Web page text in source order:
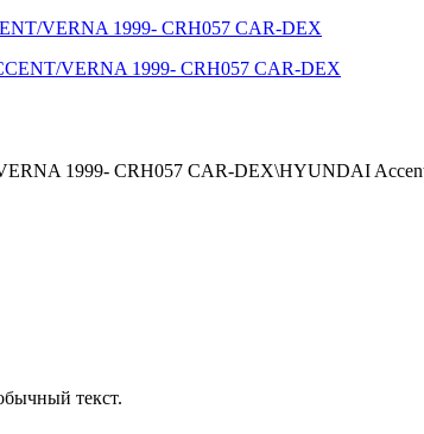
VERNA 1999- CRH057 CAR-DEX
1999- CRH057 CAR-DEX\HYUNDAI Accent
текст.